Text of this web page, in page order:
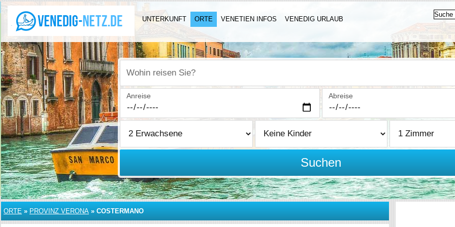
UNTERKUNFT ORTE VENETIEN INFOS VENEDIG URLAUB
Wohin reisen Sie?
Anreise Abreise
Suchen
ORTE » PROVINZ VERONA » COSTERMANO